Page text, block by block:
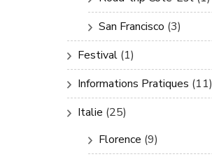
San Francisco (3)
Festival (1)
Informations Pratiques (11)
Italie (25)
Florence (9)